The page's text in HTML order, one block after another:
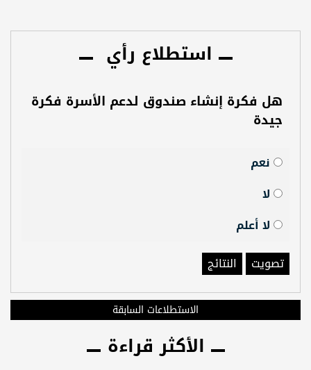
استطلاع رأي
هل فكرة إنشاء صندوق لدعم الأسرة فكرة
جيدة
نعم
لا
لا أعلم
تصويت
النتائج
الاستطلاعات السابقة
الأكثر قراءة